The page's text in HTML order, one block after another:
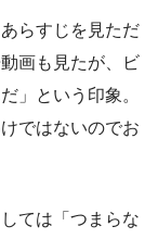
らすじを見ただ
画も見たが、ビ
」という印象。
ではないのでお
ては「つまらな